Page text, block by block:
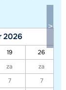
2026
19
26
za
za
7 7